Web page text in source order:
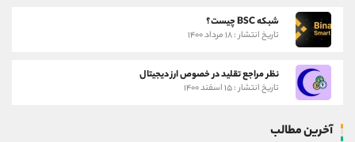
شبکه BSC چیست؟
تاریخ انتشار : ۱۸ مرداد ۱۴۰۰
نظر مراجع تقلید در خصوص ارز دیجیتال
تاریخ انتشار : ۱۵ اسفند ۱۴۰۰
آخرین مطالب